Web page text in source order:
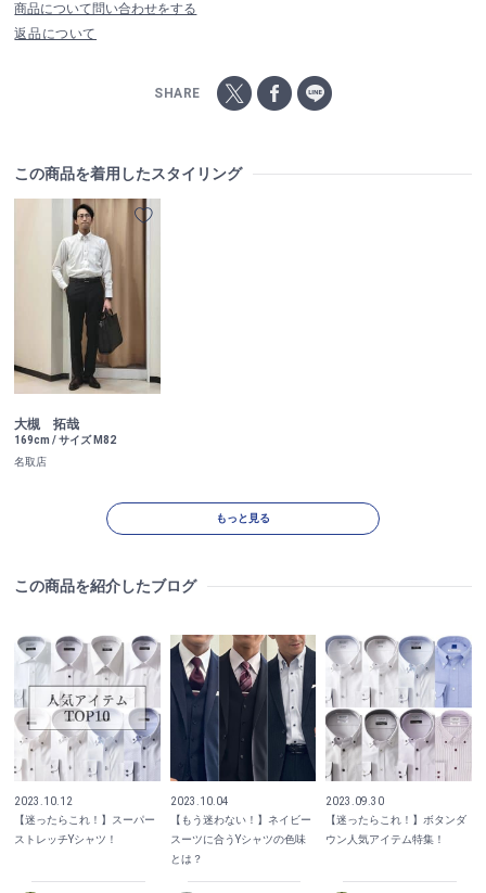
商品について問い合わせをする
返品について
SHARE
この商品を着用したスタイリング
大槻 拓哉
169cm / サイズ M82
名取店
もっと見る
この商品を紹介したブログ
2023.10.12
【迷ったらこれ！】スーパー
ストレッチYシャツ！
2023.10.04
【もう迷わない！】ネイビー
スーツに合うYシャツの色味
とは？
2023.09.30
【迷ったらこれ！】ボタンダ
ウン人気アイテム特集！